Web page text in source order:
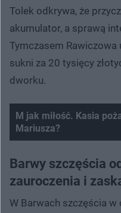
Tolek odkrywa, że
akumulator, a sprawą
Tymczasem Rawiczowa
sukni za 20 tysięcy
dworku.
M jak miłość. Kasia
Mariusza?
Barwy szczęścia
zauroczenia i
W Barwach szczęścia